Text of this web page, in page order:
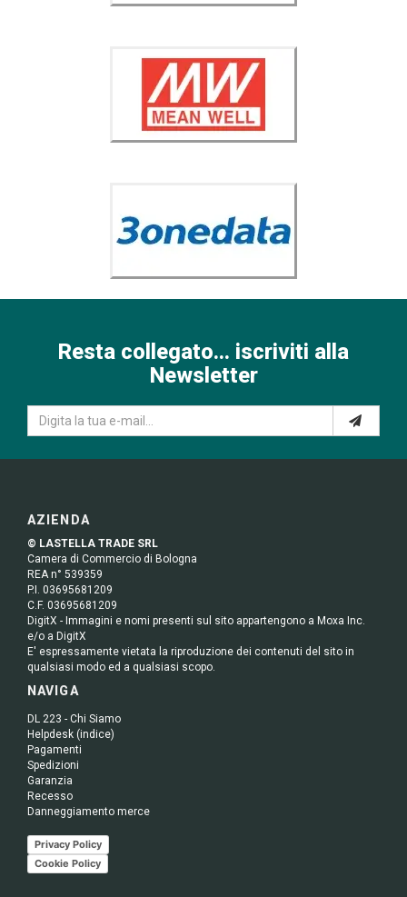
Resta collegato... iscriviti alla
Newsletter
AZIENDA
© LASTELLA TRADE SRL
Camera di Commercio di Bologna
REA n° 539359
P.I. 03695681209
C.F. 03695681209
DigitX - Immagini e nomi presenti sul sito appartengono a Moxa Inc.
e/o a DigitX
E' espressamente vietata la riproduzione dei contenuti del sito in
qualsiasi modo ed a qualsiasi scopo.
NAVIGA
DL 223 - Chi Siamo
Helpdesk (indice)
Pagamenti
Spedizioni
Garanzia
Recesso
Danneggiamento merce
Privacy Policy
Cookie Policy